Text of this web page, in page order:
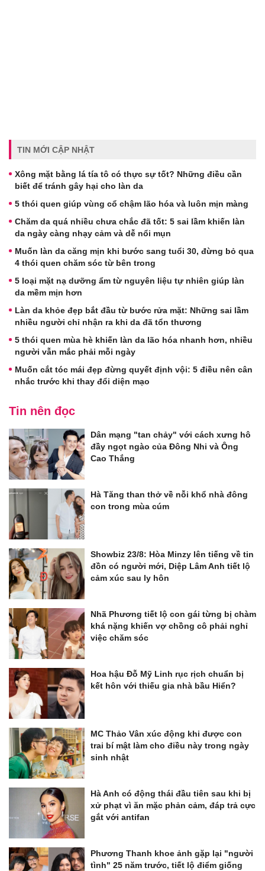
TIN MỚI CẬP NHẬT
Xông mặt bằng lá tía tô có thực sự tốt? Những điều cần
biết để tránh gây hại cho làn da
5 thói quen giúp vùng cổ chậm lão hóa và luôn mịn màng
Chăm da quá nhiều chưa chắc đã tốt: 5 sai lầm khiến làn
da ngày càng nhạy cảm và dễ nổi mụn
Muốn làn da căng mịn khi bước sang tuổi 30, đừng bỏ qua
4 thói quen chăm sóc từ bên trong
5 loại mặt nạ dưỡng ẩm từ nguyên liệu tự nhiên giúp làn
da mềm mịn hơn
Làn da khỏe đẹp bắt đầu từ bước rửa mặt: Những sai lầm
nhiều người chỉ nhận ra khi da đã tổn thương
5 thói quen mùa hè khiến làn da lão hóa nhanh hơn, nhiều
người vẫn mắc phải mỗi ngày
Muốn cắt tóc mái đẹp đừng quyết định vội: 5 điều nên cân
nhắc trước khi thay đổi diện mạo
Tin nên đọc
Dân mạng "tan chảy" với cách xưng hô
đầy ngọt ngào của Đông Nhi và Ông
Cao Thắng
Hà Tăng than thở về nỗi khổ nhà đông
con trong mùa cúm
Showbiz 23/8: Hòa Minzy lên tiếng về tin
đồn có người mới, Diệp Lâm Anh tiết lộ
cảm xúc sau ly hôn
Nhã Phương tiết lộ con gái từng bị chàm
khá nặng khiến vợ chồng cô phải nghỉ
việc chăm sóc
Hoa hậu Đỗ Mỹ Linh rục rịch chuẩn bị
kết hôn với thiếu gia nhà bầu Hiển?
MC Thảo Vân xúc động khi được con
trai bí mật làm cho điều này trong ngày
sinh nhật
Hà Anh có động thái đầu tiên sau khi bị
xử phạt vì ăn mặc phản cảm, đáp trả cực
gắt với antifan
Phương Thanh khoe ảnh gặp lại "người
tình" 25 năm trước, tiết lộ điểm giống